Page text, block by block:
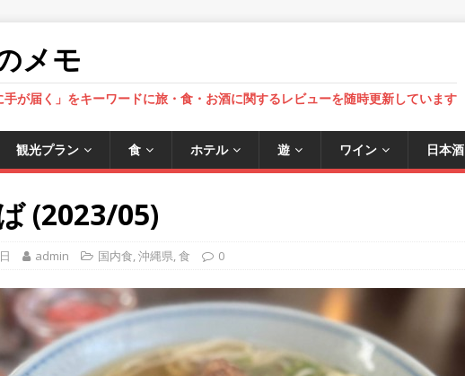
メモ
手が届く」をキーワードに旅・食・お酒に関するレビューを随時更新しています
観光プラン 食 ホテル 遊 ワイン 日本酒
(2023/05)
admin 国内食,沖縄県,食 0